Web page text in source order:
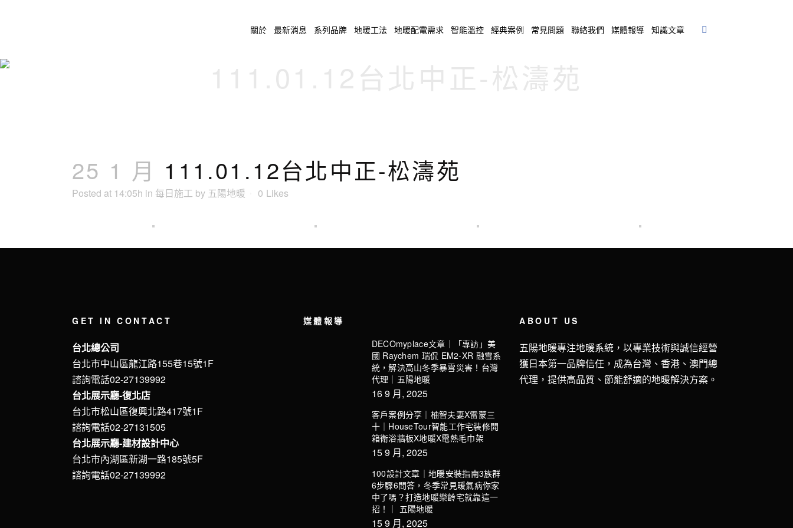
關於 最新消息 系列品牌 地暖工法 地暖配電需求 智能溫控 經典案例 常見問題 聯絡我們 媒體報導 知識文章
25 1 月 111.01.12台北中正-松濤苑
Posted at 14:05h in 每日施工 by 五陽地暖 0 Likes
GET IN CONTACT
台北總公司
台北市中山區龍江路155巷15號1F
諮詢電話02-27139992
台北展示廳-復北店
台北市松山區復興北路417號1F
諮詢電話02-27131505
台北展示廳-建材設計中心
台北市內湖區新湖一路185號5F
諮詢電話02-27139992
媒體報導
DECOmyplace文章｜「專訪」美
國 Raychem 瑞侃 EM2-XR 融雪系
統，解決高山冬季暴雪災害！台灣
代理｜五陽地暖
16 9 月, 2025
客戶案例分享｜柚智夫妻X雷蒙三
十｜HouseTour智能工作宅裝修開
箱衛浴牆板X地暖X電熱毛巾架
15 9 月, 2025
100設計文章｜地暖安裝指南3族群
6步驟6問答，冬季常見暖氣病你家
中了嗎？打造地暖樂齡宅就靠這一
招！｜ 五陽地暖
15 9 月, 2025
ABOUT US
五陽地暖專注地暖系統，以專業技術與誠信經營
獲日本第一品牌信任，成為台灣、香港、澳門總
代理，提供高品質、節能舒適的地暖解決方案。